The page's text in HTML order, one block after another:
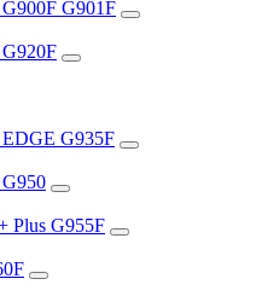
G901F
G935F
Plus G955F